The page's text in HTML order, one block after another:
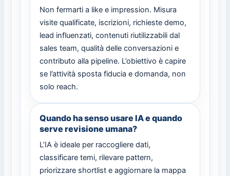
Non fermarti a like e impression. Misura
visite qualificate, iscrizioni, richieste demo,
lead influenzati, contenuti riutilizzabili dal
sales team, qualità delle conversazioni e
contributo alla pipeline. L’obiettivo è capire
se l’attività sposta fiducia e domanda, non
solo reach.
Quando ha senso usare IA e quando
serve revisione umana?
L’IA è ideale per raccogliere dati,
classificare temi, rilevare pattern,
priorizzare shortlist e aggiornare la mappa